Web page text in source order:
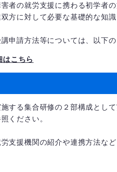
者の就労支援に携わる初学者
方に対して必要な基礎的な知
申請方法等については、以下の
はこちら
する集合研修の２部構成とし
ください。
支援機関の紹介や連携方法な